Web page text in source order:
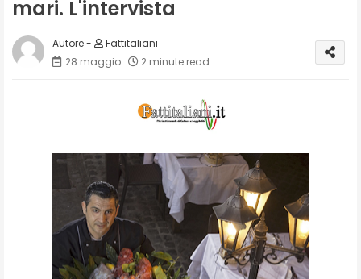
mari. L'intervista
Fattitaliani
28 maggio
2 minute read